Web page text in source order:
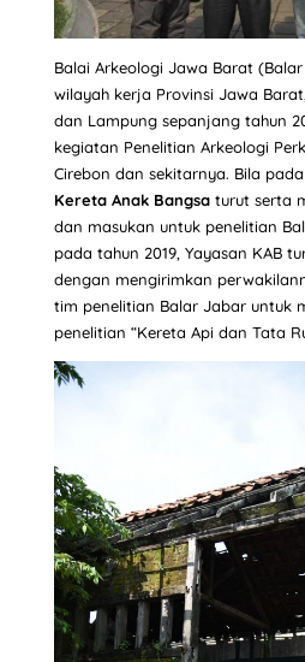
Balai Arkeologi Jawa Barat
wilayah kerja Provinsi Jawa
dan Lampung sepanjang tahun
kegiatan Penelitian Arkeologi
Cirebon dan sekitarnya. Bila pada
Kereta Anak Bangsaturut serta
dan masukan untuk penelitian
pada tahun 2019, Yayasan KAB
dengan mengirimkan
tim penelitian Balar Jabar untuk
penelitian “Kereta Api dan Tata